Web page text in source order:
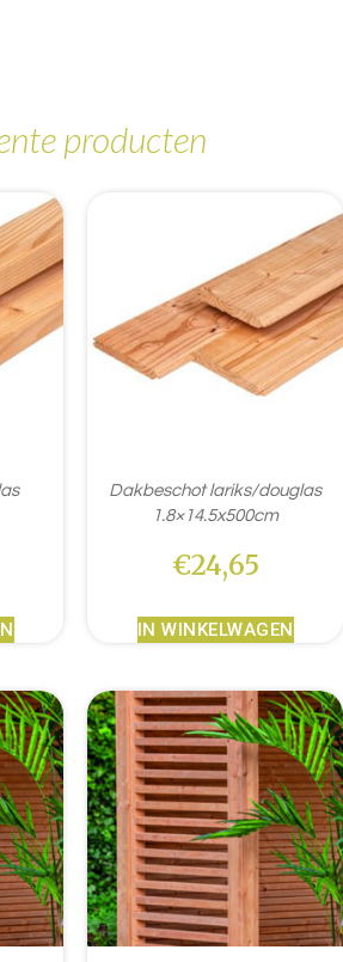
producten
Dakbeschot lariks/douglas
1.8×14.5x500cm
€24,65
IN WINKELWAGEN